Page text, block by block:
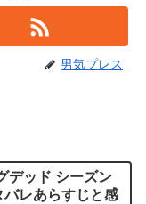
男気プレス
デッド シーズン
バレあらすじと感